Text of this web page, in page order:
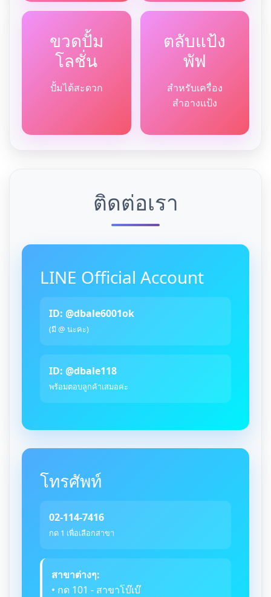
ขวดปั้ม
โลชั่น
ปั้มได้สะดวก
ตลับแป้ง
พัฟ
สำหรับเครื่อง
สำอางแป้ง
ติดต่อเรา
LINE Official Account
ID: @dbale6001ok
(มี @ นะคะ)
ID: @dbale118
พร้อมตอบลูกค้าเสมอค่ะ
โทรศัพท์
02-114-7416
กด 1 เพื่อเลือกสาขา
สาขาต่างๆ:
• กด 101 - สาขาโบ๊เบ๊